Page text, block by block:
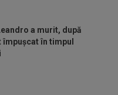
a murit, după
împușcat în timpul